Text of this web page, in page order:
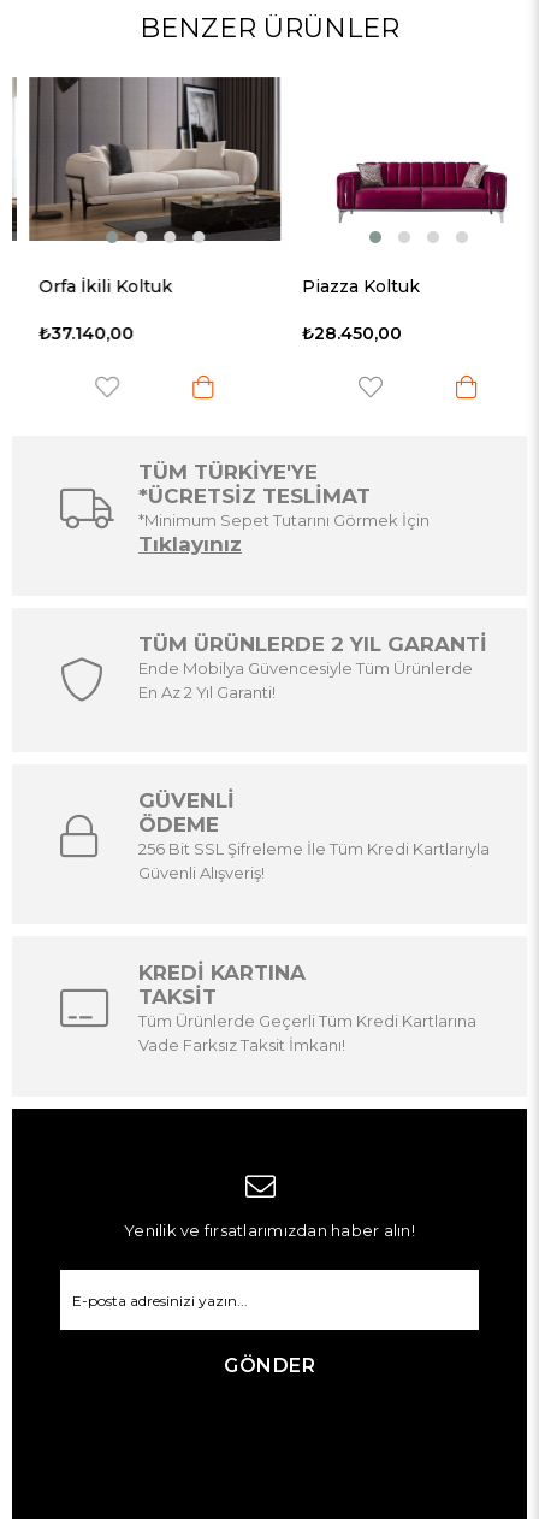
BENZER ÜRÜNLER
Orfa İkili Koltuk
₺37.140,00
Piazza Koltuk
₺28.450,00
TÜM TÜRKİYE'YE
*ÜCRETSİZ TESLİMAT
*Minimum Sepet Tutarını Görmek İçin
Tıklayınız
TÜM ÜRÜNLERDE 2 YIL GARANTİ
Ende Mobilya Güvencesiyle Tüm Ürünlerde
En Az 2 Yıl Garanti!
GÜVENLİ
ÖDEME
256 Bit SSL Şifreleme İle Tüm Kredi Kartlarıyla
Güvenli Alışveriş!
KREDİ KARTINA
TAKSİT
Tüm Ürünlerde Geçerli Tüm Kredi Kartlarına
Vade Farksız Taksit İmkanı!
Yenilik ve fırsatlarımızdan haber alın!
GÖNDER